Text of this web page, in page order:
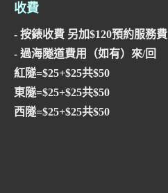
收費
- 按錶收費 另加$120預約服務費
- 過海隧道費用（如有）來/回
紅隧=$25+$25共$50
東隧=$25+$25共$50
西隧=$25+$25共$50